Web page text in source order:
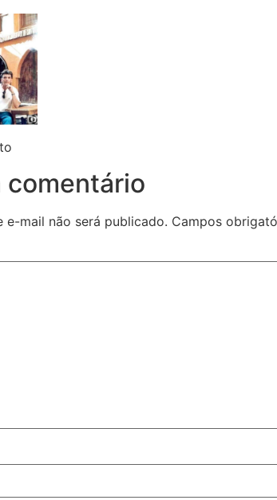
comentário
e-mail não será publicado. Campos